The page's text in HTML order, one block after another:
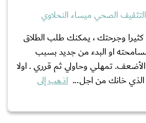
الصحي ميساء النحلاوي
وجرحتك ، يمكنك طلب الطلاق
او البدء من جديد بسبب
الأضعف. تمهلي وحاولي ثم قرري . اولا
خانك من اجل... اذهب إلى